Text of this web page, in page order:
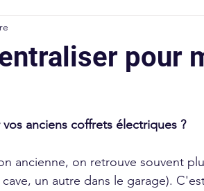
pour
anciens coffrets électriques ?
ancienne, on retrouve souvent
un autre dans le garage).